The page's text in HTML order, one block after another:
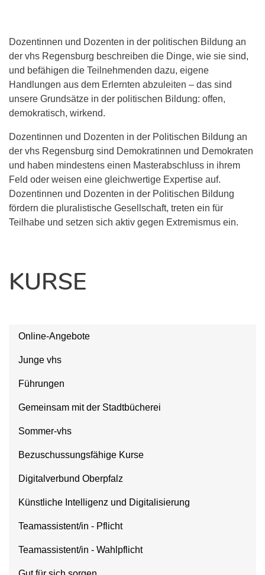
Dozentinnen und Dozenten in der politischen Bildung an
der vhs Regensburg beschreiben die Dinge, wie sie sind,
und befähigen die Teilnehmenden dazu, eigene
Handlungen aus dem Erlernten abzuleiten – das sind
unsere Grundsätze in der politischen Bildung: offen,
demokratisch, wirkend.
Dozentinnen und Dozenten in der Politischen Bildung an
der vhs Regensburg sind Demokratinnen und Demokraten
und haben mindestens einen Masterabschluss in ihrem
Feld oder weisen eine gleichwertige Expertise auf.
Dozentinnen und Dozenten in der Politischen Bildung
fördern die pluralistische Gesellschaft, treten ein für
Teilhabe und setzen sich aktiv gegen Extremismus ein.
KURSE
Online-Angebote
Junge vhs
Führungen
Gemeinsam mit der Stadtbücherei
Sommer-vhs
Bezuschussungsfähige Kurse
Digitalverbund Oberpfalz
Künstliche Intelligenz und Digitalisierung
Teamassistent/in - Pflicht
Teamassistent/in - Wahlpflicht